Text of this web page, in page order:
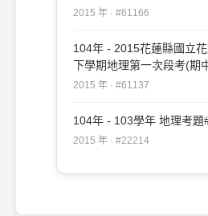
#61166
2015 年 · #61166
104年 - 2015花蓮縣國立
下學期地理第一次段考(期
#61137
2015 年 · #61137
104年 - 103學年 地理考題
2015 年 · #22214